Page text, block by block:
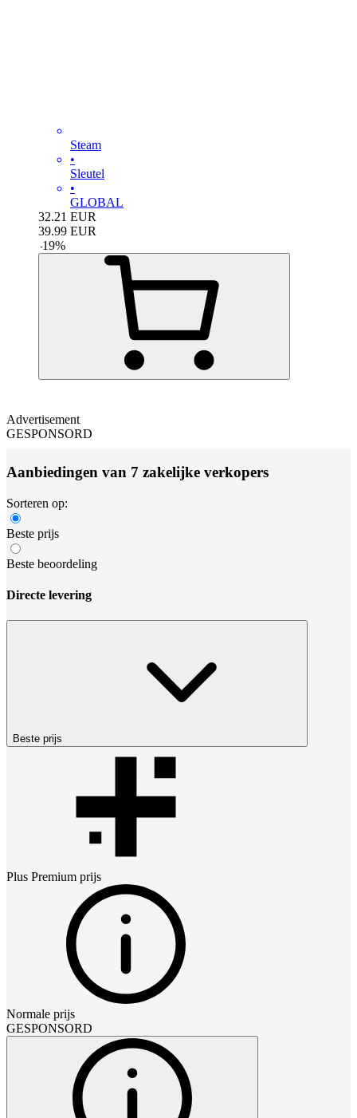
Steam
•
Sleutel
•
GLOBAL
32.21 EUR
39.99 EUR
-19%
Advertisement
GESPONSORD
Aanbiedingen van 7 zakelijke verkopers
Sorteren op:
Beste prijs
Beste beoordeling
Directe levering
Beste prijs
Plus Premium prijs
Normale prijs
GESPONSORD